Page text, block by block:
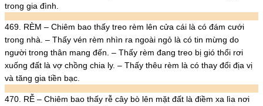
trong gia đình.
469. RÈM – Chiêm bao thấy treo rèm lên cửa cái là có đám cưới
trong nhà. – Thấy vén rèm nhìn ra ngoài ngỏ là có tin mừng do
người trong thân mang đến. – Thấy rèm đang treo bị gió thổi rơi
xuống đất là vợ chồng chia ly. – Thấy thêu rèm là có thay đổi địa vị
và tăng gia tiền bạc.
470. RỄ – Chiêm bao thấy rễ cây bò lên mặt đất là điềm xa lìa nơi